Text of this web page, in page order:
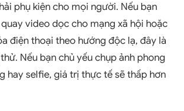
phụ kiện cho mọi người. Nếu bạn
video dọc cho mạng xã hội hoặc
điện thoại theo hướng độc lạ, đây là
Nếu bạn chủ yếu chụp ảnh phong
hay selfie, giá trị thực tế sẽ thấp hơn